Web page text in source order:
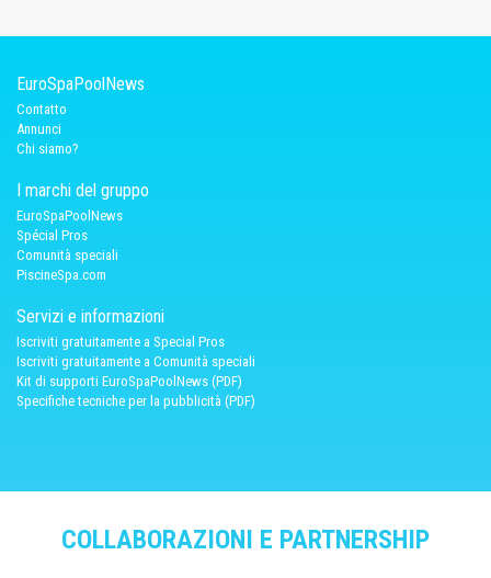
EuroSpaPoolNews
Contatto
Annunci
Chi siamo?
I marchi del gruppo
EuroSpaPoolNews
Spécial Pros
Comunità speciali
PiscineSpa.com
Servizi e informazioni
Iscriviti gratuitamente a Special Pros
Iscriviti gratuitamente a Comunità speciali
Kit di supporti EuroSpaPoolNews (PDF)
Specifiche tecniche per la pubblicità (PDF)
COLLABORAZIONI E PARTNERSHIP